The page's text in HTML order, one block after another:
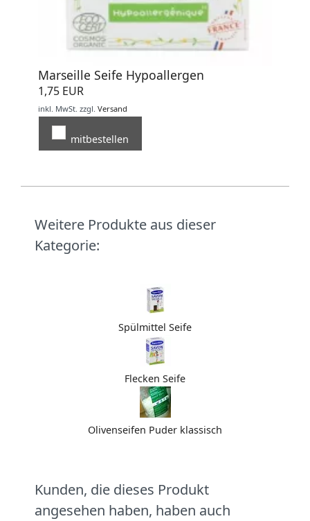
Marseille Seife Hypoallergen
1,75 EUR
inkl. MwSt. zzgl. Versand
mitbestellen
Weitere Produkte aus dieser
Kategorie:
Spülmittel Seife
Flecken Seife
Olivenseifen Puder klassisch
Kunden, die dieses Produkt
angesehen haben, haben auch